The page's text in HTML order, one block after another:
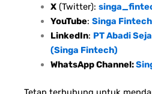
X(Twitter):
YouTube: Singa Fintech
LinkedIn: PT Abadi
(Singa Fintech)
WhatsApp Channel: